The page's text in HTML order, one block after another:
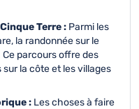
Terre : Parmi les
la randonnée sur le
parcours offre des
la côte et les villages
: Les choses à faire